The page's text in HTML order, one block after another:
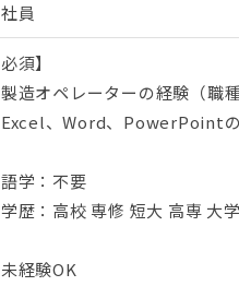
員
須】
造オペレーターの経験（職
、Word、PowerPoint
学：不要
歴：高校 専修 短大 高専 大
経験OK